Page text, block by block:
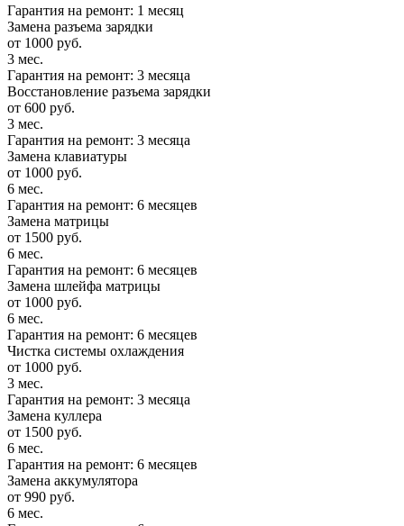
Гарантия на ремонт: 1 месяц
Замена разъема зарядки
от 1000 руб.
3 мес.
Гарантия на ремонт: 3 месяца
Восстановление разъема зарядки
от 600 руб.
3 мес.
Гарантия на ремонт: 3 месяца
Замена клавиатуры
от 1000 руб.
6 мес.
Гарантия на ремонт: 6 месяцев
Замена матрицы
от 1500 руб.
6 мес.
Гарантия на ремонт: 6 месяцев
Замена шлейфа матрицы
от 1000 руб.
6 мес.
Гарантия на ремонт: 6 месяцев
Чистка системы охлаждения
от 1000 руб.
3 мес.
Гарантия на ремонт: 3 месяца
Замена куллера
от 1500 руб.
6 мес.
Гарантия на ремонт: 6 месяцев
Замена аккумулятора
от 990 руб.
6 мес.